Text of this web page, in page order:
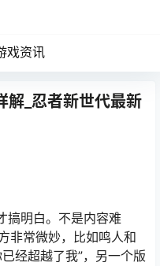
戏资讯
解_忍者新世代最新
搞明白。不是内容难
非常微妙，比如鸣人和
经超越了我”，另一个版